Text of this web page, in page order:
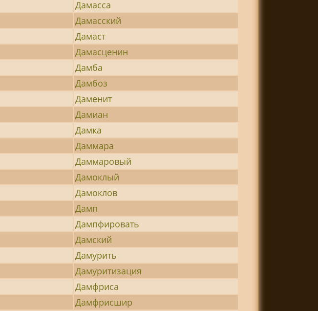
Дамасса
Дамасский
Дамаст
Дамасценин
Дамба
Дамбоз
Даменит
Дамиан
Дамка
Даммара
Даммаровый
Дамоклый
Дамоклов
Дамп
Дампфировать
Дамский
Дамурить
Дамуритизация
Дамфриса
Дамфрисшир